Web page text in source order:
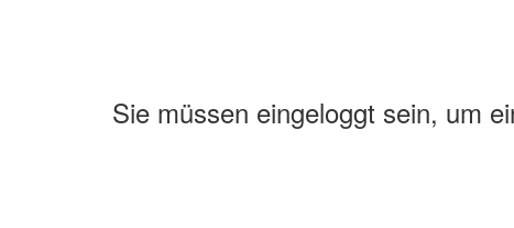
Sie müssen eingeloggt sein, um